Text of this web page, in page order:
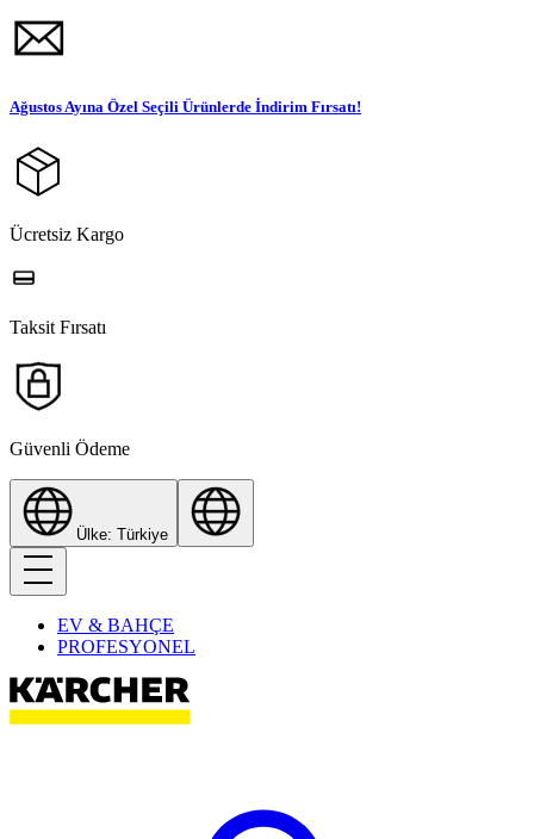
Ağustos Ayına Özel Seçili Ürünlerde İndirim Fırsatı!
Ücretsiz Kargo
Taksit Fırsatı
Güvenli Ödeme
Ülke: Türkiye
EV & BAHÇE
PROFESYONEL